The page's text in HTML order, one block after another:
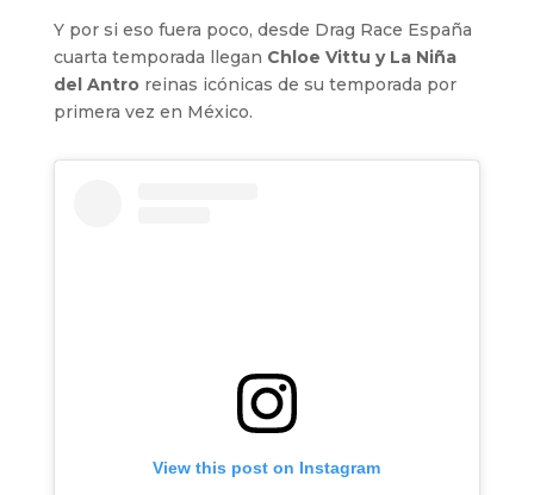
Y por si eso fuera poco, desde Drag Race España
cuarta temporada llegan Chloe Vittu y La Niña
del Antroreinas icónicas de su temporada por
primera vez en México.
View this post on Instagram